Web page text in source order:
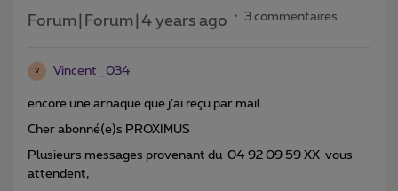
Forum|Forum|4 years ago 3 commentaires
V Vincent_034
encore une arnaque que j’ai reçu par mail
Cher abonné(e)s PROXIMUS
Plusieurs messages provenant du 04 92 09 59 XX vous
attendent,